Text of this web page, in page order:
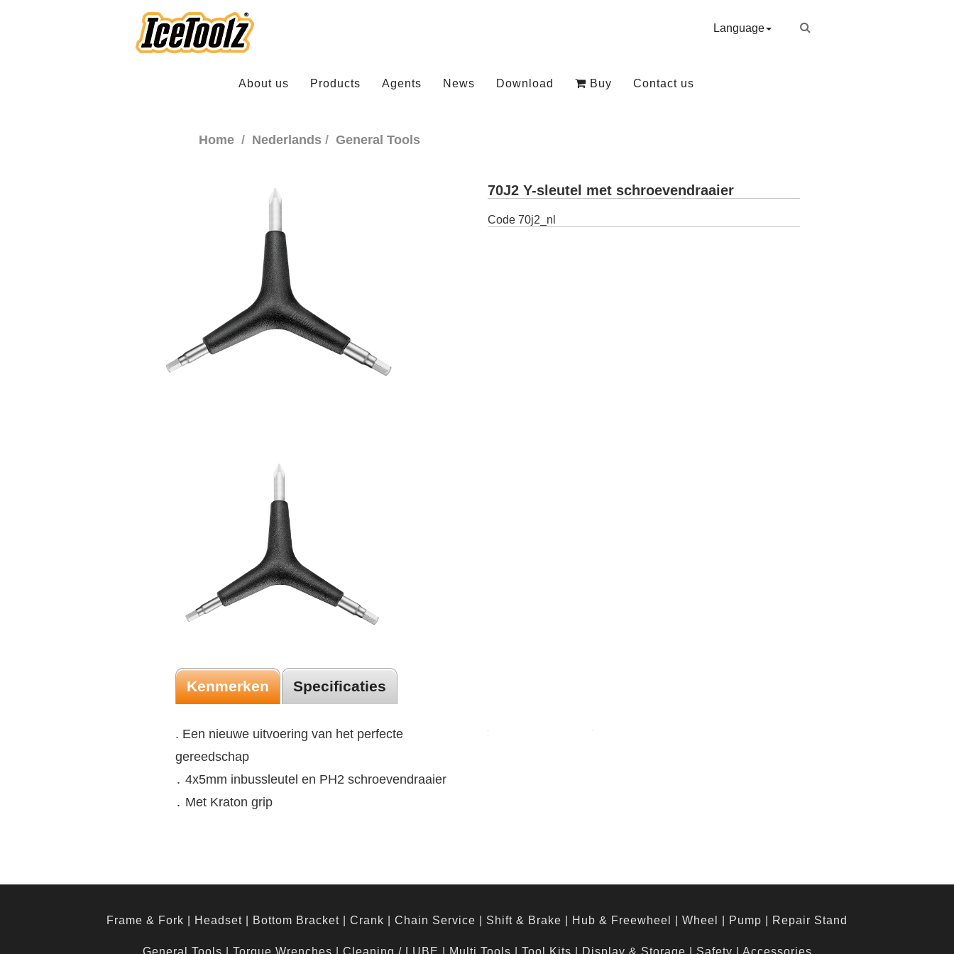
Language
About us Products Agents News Download Buy Contact us
Home Nederlands General Tools
70J2 Y-sleutel met schroevendraaier
Code 70j2_nl
Kenmerken Specificaties
. Een nieuwe uitvoering van het perfecte
gereedschap
․ 4x5mm inbussleutel en PH2 schroevendraaier
․ Met Kraton grip
Frame & Fork Headset Bottom Bracket Crank Chain Service Shift & Brake Hub & Freewheel Wheel Pump Repair Stand